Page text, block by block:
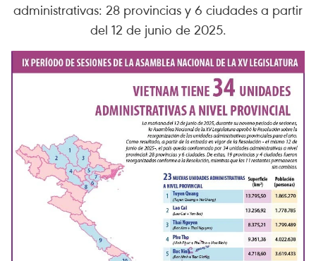
administrativas: 28 provincias y 6 ciudades a partir
del 12 de junio de 2025.